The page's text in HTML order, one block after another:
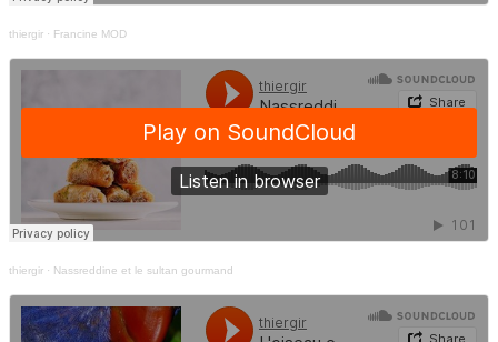
thiergir · Francine MOD
thiergir · Nassreddine et le sultan gourmand